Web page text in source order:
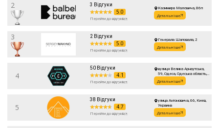
2 3 Відгуки
5.0
Перейти до відгуків
Казимира Малевича, 86п
Детальніше
3 2 Відгуки
5.0
Перейти до відгуків
Генерала Шаповала, 2
Детальніше
4
50 Відгуки
4.1
Перейти до відгуків
вулиця Велика Арнаутська,
59, Одеса, Одеська область,
Детальніше
5
38 Відгуки
4.7
Перейти до відгуків
улица Антоновича, 66, Киев,
Украина
Детальніше